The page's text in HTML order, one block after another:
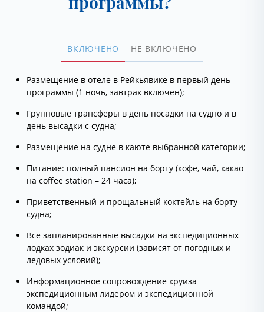
ВКЛЮЧЕНО НЕ ВКЛЮЧЕНО
Размещение в отеле в Рейкьявике в первый день
программы (1 ночь, завтрак включен);
Групповые трансферы в день посадки на судно и в
день высадки с судна;
Размещение на судне в каюте выбранной категории;
Питание: полный пансион на борту (кофе, чай, какао
на coffee station – 24 часа);
Приветственный и прощальный коктейль на борту
судна;
Все запланированные высадки на экспедиционных
лодках зодиак и экскурсии (зависят от погодных и
ледовых условий);
Информационное сопровождение круиза
экспедиционным лидером и экспедиционной
командой;